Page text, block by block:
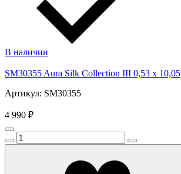
В наличии
SM30355 Aura Silk Collection III 0,53 x 10,05
Артикул: SM30355
4 990 ₽